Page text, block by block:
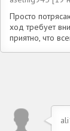
Просто
ход требует
приятно, что